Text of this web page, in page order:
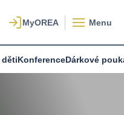
Menu
dětiKonferenceDárkové